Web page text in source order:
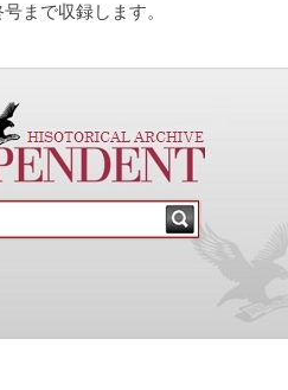
まで収録します。